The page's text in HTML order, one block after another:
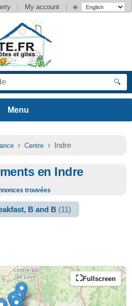
| My account | 🌐
🔍
› Centre › Indre
en Indre
trouvées
B and B (11)
Fullscreen